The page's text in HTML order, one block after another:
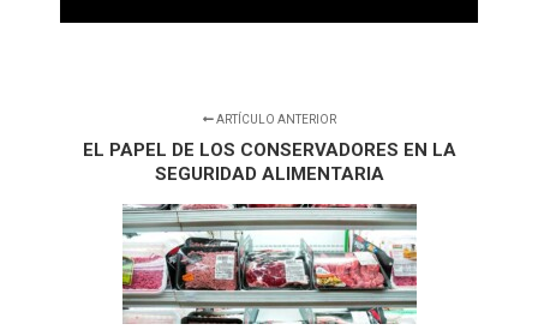
ARTÍCULO ANTERIOR
EL PAPEL DE LOS CONSERVADORES EN LA
SEGURIDAD ALIMENTARIA